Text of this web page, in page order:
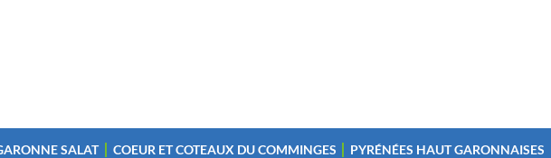
SALAT COEUR ET COTEAUX DU COMMINGES PYRÉNÉES HAUT GARONNAISES